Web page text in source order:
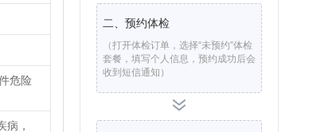
危险
病，
二、预约体检
（打开体检订单，选择“未预约”体检
套餐，填写个人信息，预约成功后会
收到短信通知）